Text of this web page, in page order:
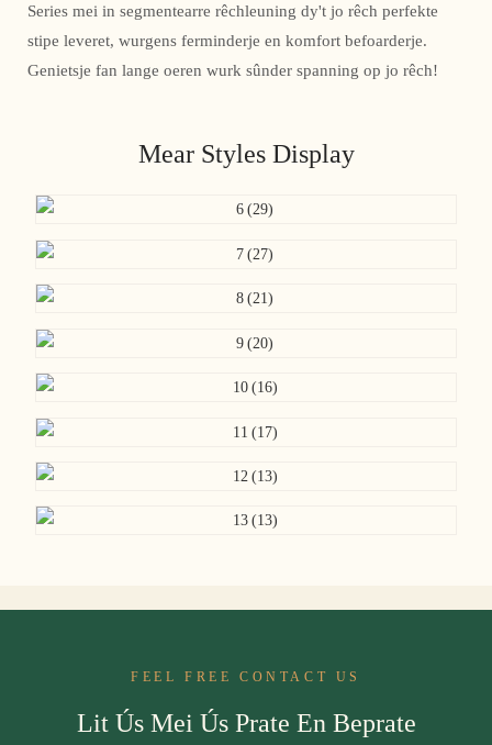
Series mei in segmentearre rêchleuning dy't jo rêch perfekte
stipe leveret, wurgens ferminderje en komfort befoarderje.
Genietsje fan lange oeren wurk sûnder spanning op jo rêch!
Mear Styles Display
FEEL FREE CONTACT US
Lit Ús Mei Ús Prate En Beprate